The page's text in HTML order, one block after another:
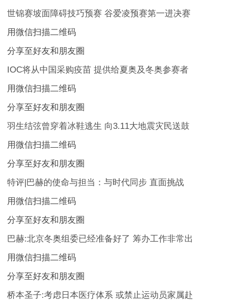
世锦赛坡面障碍技巧预赛 谷爱凌预赛第一进决赛
用微信扫描二维码
分享至好友和朋友圈
IOC将从中国采购疫苗 提供给夏奥及冬奥参赛者
用微信扫描二维码
分享至好友和朋友圈
羽生结弦曾穿着冰鞋逃生 向3.11大地震灾民送鼓
用微信扫描二维码
分享至好友和朋友圈
特评|巴赫的使命与担当：与时代同步 直面挑战
用微信扫描二维码
分享至好友和朋友圈
巴赫:北京冬奥组委已经准备好了 筹办工作非常出
用微信扫描二维码
分享至好友和朋友圈
桥本圣子:考虑日本医疗体系 或禁止运动员家属赴